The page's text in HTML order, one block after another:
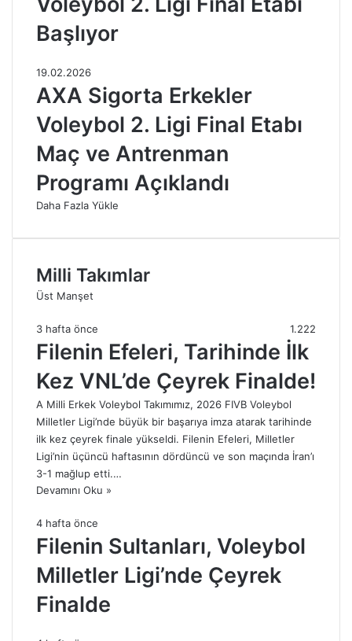
Başlıyor
19.02.2026
AXA Sigorta Erkekler
Voleybol 2. Ligi Final Etabı
Maç ve Antrenman
Programı Açıklandı
Daha Fazla Yükle
Milli Takımlar
Üst Manşet
3 hafta önce 1.222
Filenin Efeleri, Tarihinde İlk
Kez VNL’de Çeyrek Finalde!
A Milli Erkek Voleybol Takımımız, 2026 FIVB Voleybol
Milletler Ligi’nde büyük bir başarıya imza atarak tarihinde
ilk kez çeyrek finale yükseldi. Filenin Efeleri, Milletler
Ligi’nin üçüncü haftasının dördüncü ve son maçında İran’ı
3-1 mağlup etti.…
Devamını Oku »
4 hafta önce
Filenin Sultanları, Voleybol
Milletler Ligi’nde Çeyrek
Finalde